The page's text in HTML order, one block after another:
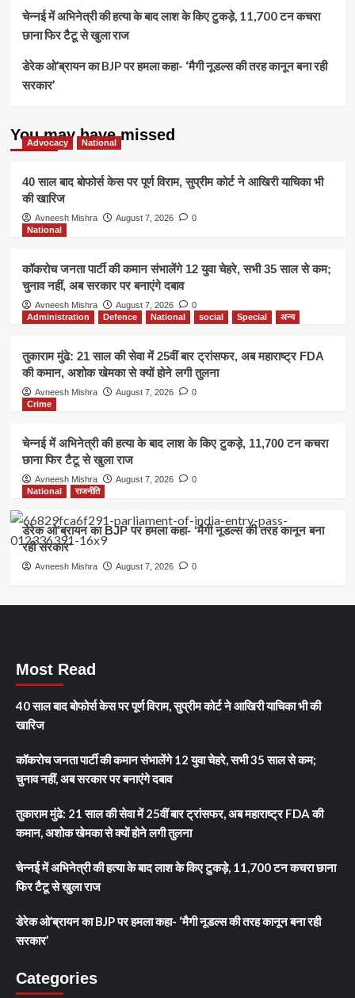
फिर
क्यों
बेटी
चेन्नई में अभिनेत्री की हत्या के बाद लाश के किए टुकड़े, 11,700 टन कचरा
छाना फिर टैटू से खुला राज
डेरेक ओ’ब्रायन का BJP पर हमला कहा- ‘मैगी नूडल्स की तरह कानून बना रही
सरकार’
You may have missed
Advocacy National
40 साल बाद बोफोर्स केस पर पूर्ण विराम, सुप्रीम कोर्ट ने आखिरी याचिका भी
की खारिज
Avneesh Mishra August 7, 2026
0
National
कॉकरोच जनता पार्टी की कमान संभालेंगे 12 युवा चेहरे, सभी 35 साल से कम;
चुनाव नहीं, अब सरकार पर बनाएंगे दबाव
Avneesh Mishra August 7, 2026
0
Administration
Defence National social Special अन्य
तुकाराम मुंढे: 21 साल की सेवा में 25वीं बार ट्रांसफर, अब महाराष्ट्र FDA
की कमान, अशोक खेमका से क्यों होने लगी तुलना
Avneesh Mishra August 7, 2026
0
Crime
चेन्नई में अभिनेत्री की हत्या के बाद लाश के किए टुकड़े, 11,700 टन कचरा
छाना फिर टैटू से खुला राज
Avneesh Mishra August 7, 2026
0
National
राजनीति
डेरेक ओ’ब्रायन का BJP पर हमला कहा- ‘मैगी नूडल्स की तरह कानून बना
रही सरकार’
Avneesh Mishra August 7, 2026 0
Most Read
40 साल बाद बोफोर्स केस पर पूर्ण विराम, सुप्रीम कोर्ट ने आखिरी याचिका भी की
खारिज
कॉकरोच जनता पार्टी की कमान संभालेंगे 12 युवा चेहरे, सभी 35 साल से कम;
चुनाव नहीं, अब सरकार पर बनाएंगे दबाव
तुकाराम मुंढे: 21 साल की सेवा में 25वीं बार ट्रांसफर, अब महाराष्ट्र FDA की
कमान, अशोक खेमका से क्यों होने लगी तुलना
चेन्नई में अभिनेत्री की हत्या के बाद लाश के किए टुकड़े, 11,700 टन कचरा छाना
फिर टैटू से खुला राज
डेरेक ओ’ब्रायन का BJP पर हमला कहा- ‘मैगी नूडल्स की तरह कानून बना रही
सरकार’
Categories